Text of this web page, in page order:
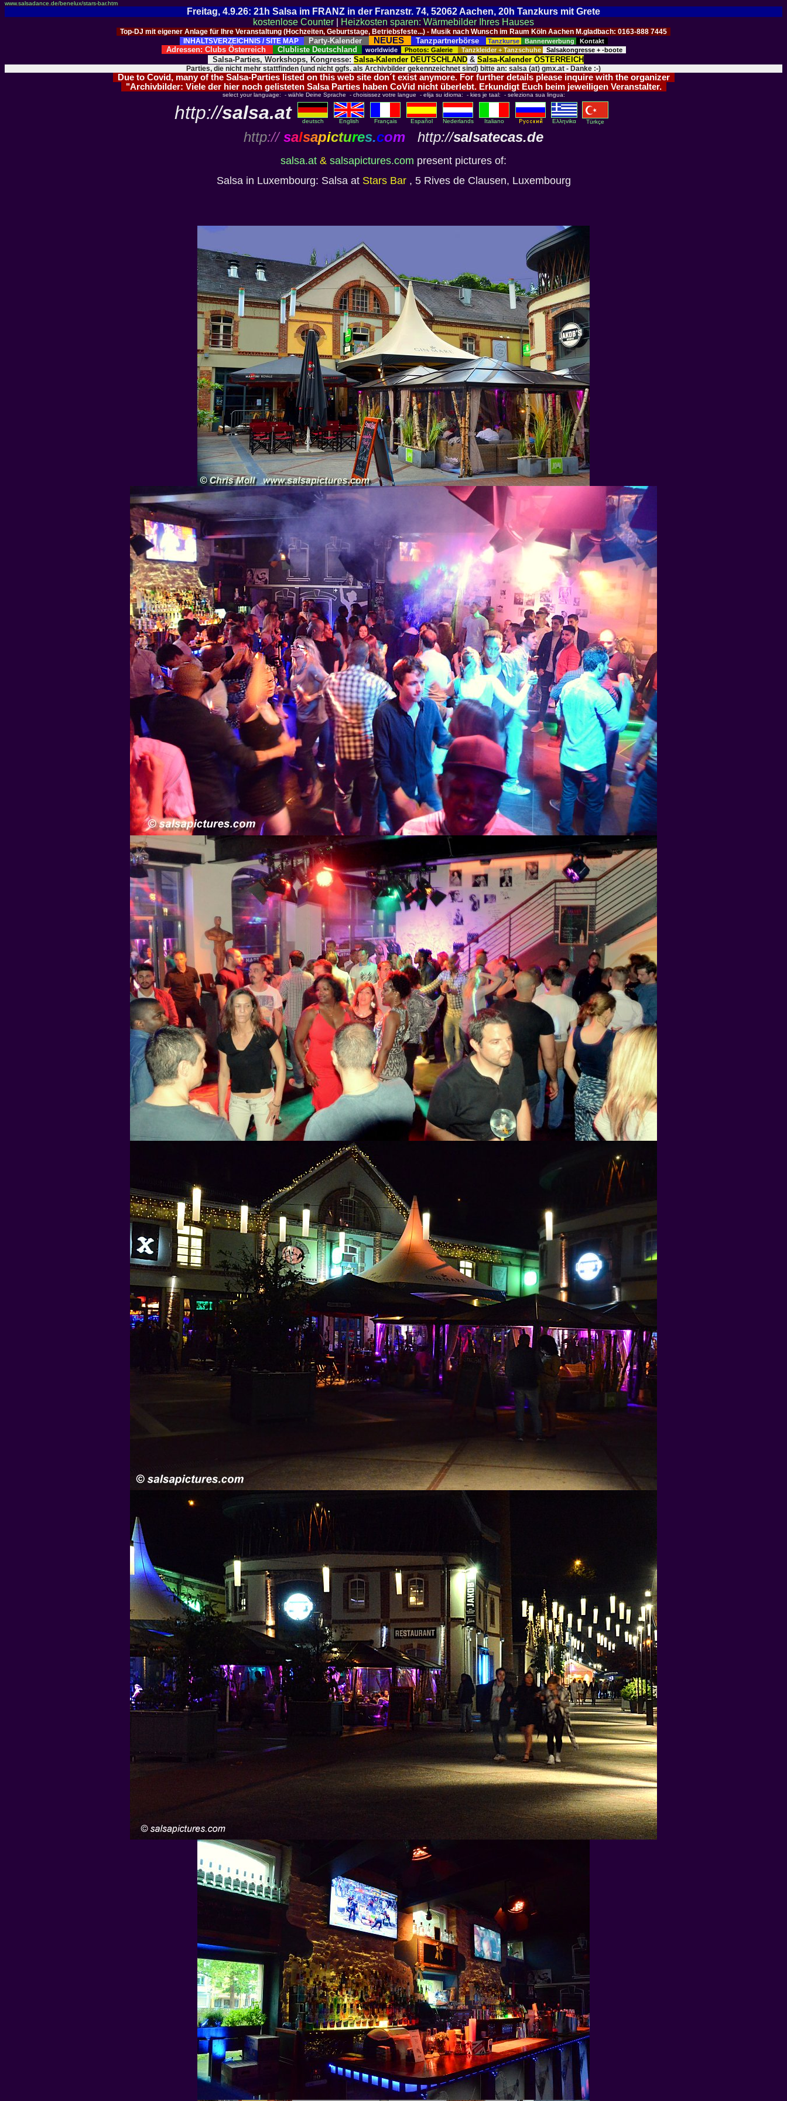
www.salsadance.de/benelux/stars-bar.htm
Freitag, 4.9.26: 21h Salsa im FRANZ in der Franzstr. 74, 52062 Aachen, 20h Tanzkurs mit Grete
kostenlose Counter
Heizkosten sparen: Wärmebilder Ihres Hauses
Top-DJ mit eigener Anlage für Ihre Veranstaltung (Hochzeiten, Geburtstage, Betriebsfeste...) - Musik nach Wunsch im Raum Köln Aachen M.gladbach: 0163-888 7445
INHALTSVERZEICHNIS / SITE MAP
Party-Kalender NEUES Tanzpartnerbörse Tanzkurse Bannerwerbung Kontakt
Adressen: Clubs Österreich Clubliste Deutschland worldwide Photos: Galerie Tanzkleider + Tanzschuhe Salsakongresse + -boote
Salsa-Parties, Workshops, Kongresse: Salsa-Kalender DEUTSCHLAND & Salsa-Kalender ÖSTERREICH
Parties, die nicht mehr stattfinden (und nicht ggfs. als Archivbilder gekennzeichnet sind) bitte an: salsa (at) gmx.at - Danke :-)
Due to Covid, many of the Salsa-Parties listed on this web site don´t exist anymore. For further details please inquire with the organizer
"Archivbilder: Viele der hier noch gelisteten Salsa Parties haben CoVid nicht überlebt. Erkundigt Euch beim jeweiligen Veranstalter.
select your language: - wähle Deine Sprache - choisissez votre langue - elija su idioma: - kies je taal: - seleziona sua lingua:
http://salsa.at deutsch English Français Español Nederlands Italiano Eλληvikα Türkçe
http:// salsapictures.com http://salsatecas.de
salsa.at & salsapictures.com present pictures of:
Salsa in Luxembourg: Salsa at Stars Bar, 5 Rives de Clausen, Luxembourg